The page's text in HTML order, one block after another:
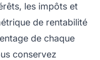
les impôts et
de rentabilité
de chaque
conservez